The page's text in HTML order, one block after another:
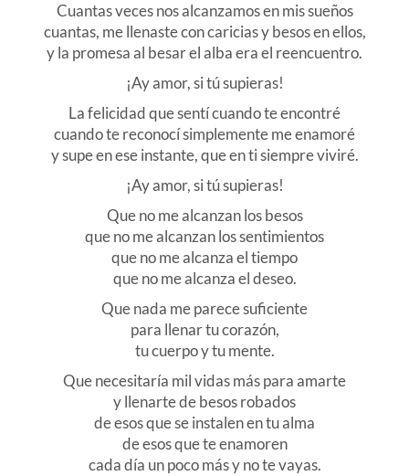
Cuantas veces nos alcanzamos en mis sueños
cuantas, me llenaste con caricias y besos en ellos,
y la promesa al besar el alba era el reencuentro.
¡Ay amor, si tú supieras!
La felicidad que sentí cuando te encontré
cuando te reconocí simplemente me enamoré
y supe en ese instante, que en ti siempre viviré.
¡Ay amor, si tú supieras!
Que no me alcanzan los besos
que no me alcanzan los sentimientos
que no me alcanza el tiempo
que no me alcanza el deseo.
Que nada me parece suficiente
para llenar tu corazón,
tu cuerpo y tu mente.
Que necesitaría mil vidas más para amarte
y llenarte de besos robados
de esos que se instalen en tu alma
de esos que te enamoren
cada día un poco más y no te vayas.